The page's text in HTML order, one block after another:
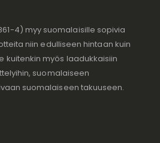
4) myy suomalaisille sopivia
niin edulliseen hintaan kuin
kuitenkin myös laadukkaisiin
suomalaiseen
suomalaiseen takuuseen.